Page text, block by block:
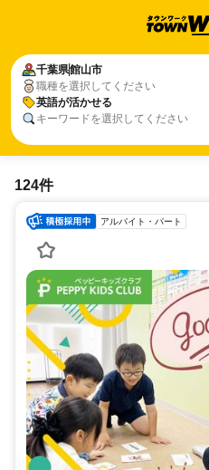
千葉県館山市
職種を選択してください
英語が活かせる
キーワードを選択してください
124件
アルバイト・パート